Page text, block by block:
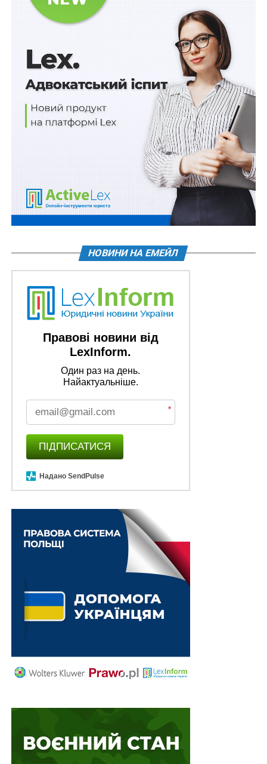
НАСТУПНА
Вступ на творчі спеціальності – за творчим
НЕ ПРОПУСТІТЬ
Інвалідність встановлюватимуть на основі
Міжнародної класифікації
НОВИНИ НА ЕМЕЙЛ
Правові новини від
LexInform.
Один раз на день.
Найактуальніше.
*
ПІДПИСАТИСЯ
Надано SendPulse